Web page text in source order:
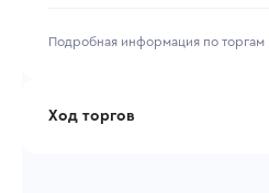
Подробная информация по торгам
Ход торгов